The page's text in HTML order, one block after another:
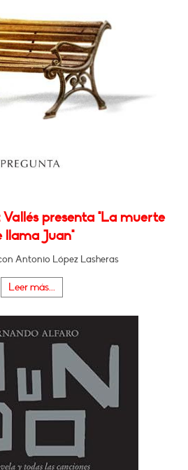
presenta "La muerte
llama Juan"
Antonio López Lasheras
Leer más...